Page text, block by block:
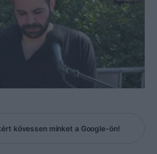
kövessen minket a Google-ön!